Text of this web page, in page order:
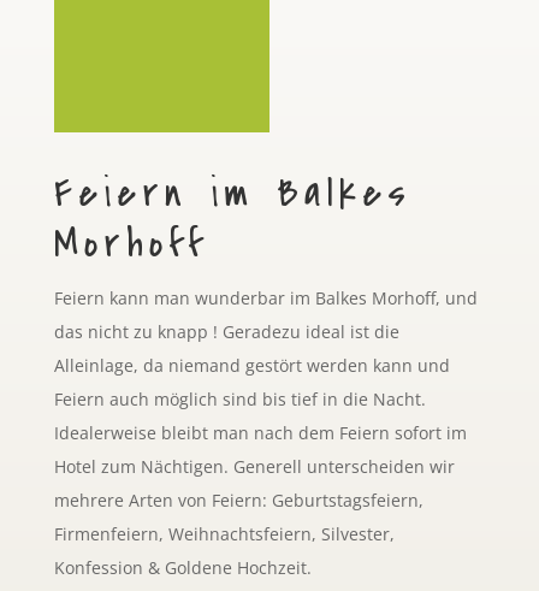
Feiern im Balkes
Morhoff
Feiern kann man wunderbar im Balkes Morhoff, und
das nicht zu knapp ! Geradezu ideal ist die
Alleinlage, da niemand gestört werden kann und
Feiern auch möglich sind bis tief in die Nacht.
Idealerweise bleibt man nach dem Feiern sofort im
Hotel zum Nächtigen. Generell unterscheiden wir
mehrere Arten von Feiern: Geburtstagsfeiern,
Firmenfeiern, Weihnachtsfeiern, Silvester,
Konfession & Goldene Hochzeit.